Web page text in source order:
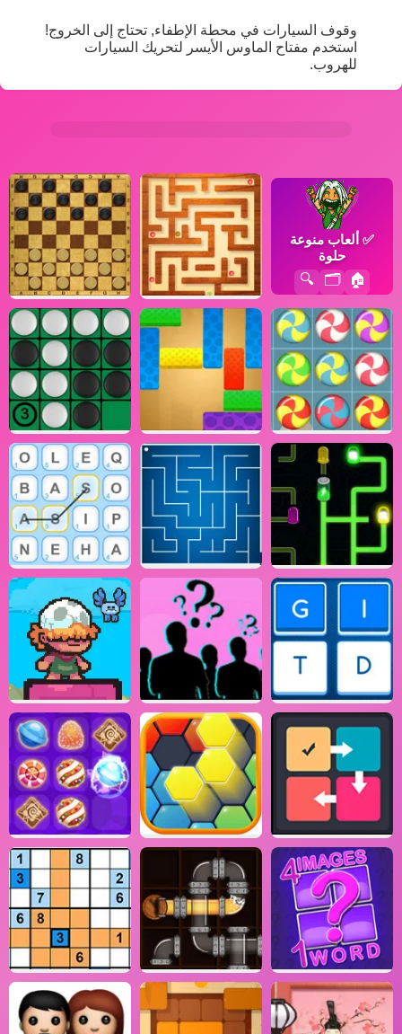
وقوف السيارات في محطة الإطفاء, تحتاج إلى الخروج!
استخدم مفتاح الماوس الأيسر لتحريك السيارات
للهروب.
✅ ألعاب منوعة
حلوة
🏠
🗂️
🔍